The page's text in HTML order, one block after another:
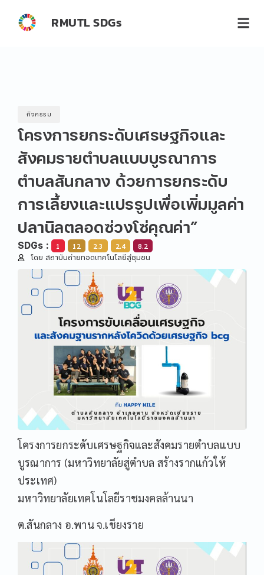
RMUTL SDGs
กิจกรรม
โครงการยกระดับเศรษฐกิจและ
สังคมรายตำบลแบบบูรณาการ
ตำบลสันกลาง ด้วยการยกระดับ
การเลี้ยงและแปรรูปเพื่อเพิ่มมูลค่า
ปลานิลตลอดซ่วงโซ่คุณค่า”
SDGs : 1 12 2.3 2.4 8.2
โดย สถาบันถ่ายทอดเทคโนโลยีสู่ชุมชน
โครงการยกระดับเศรษฐกิจและสังคมรายตำบลแบบ
บูรณาการ (มหาวิทยาลัยสู่ตำบล สร้างรากแก้วให้
ประเทศ)
มหาวิทยาลัยเทคโนโลยีราชมงคลล้านนา
ต.สันกลาง อ.พาน จ.เชียงราย